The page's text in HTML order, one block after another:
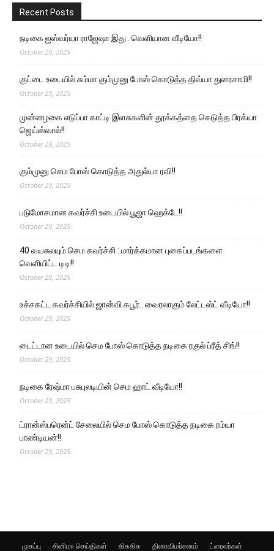
Recent Posts
நடிகை ஐஸ்வர்யா ராஜேஷா இது.. வெளியான வீடியோ!!
October 29, 2025
குட்டை உடையில் சும்மா கும்முனு போஸ் கொடுத்த திவ்யா துரைசாமி!!
October 29, 2025
முன்னழகை எடுப்பா காட்டி இளசுகளின் தூக்கத்தை கெடுத்த பிரக்யா
ஜெய்ஸ்வால்!!
October 29, 2025
கும்முனு செம போஸ் கொடுத்த அதுல்யா ரவி!!
October 29, 2025
படுமோசமான கவர்ச்சி உடையில் பூஜா ஹெக்டே!!
October 29, 2025
40 வயசுலயும் செம கவர்ச்சி : மார்க்கமான புகைப்படங்களை
வெளியிட்ட டிடி!!
October 29, 2025
உச்சகட்ட கவர்ச்சியில் ஜான்வி கபூர்.. வைரலாகும் லேட்டஸ்ட் வீடியோ!!
October 29, 2025
டைட்டான உடையில் செம போஸ் கொடுத்த நடிகை ரகுல் ப்ரீத் சிங்!!
October 29, 2025
நடிகை ரேஷ்மா பசுபுலடியின் செம ஹாட் வீடியோ!!
October 29, 2025
ட்ரான்ஸ்பரென்ட் சேலையில் செம போஸ் கொடுத்த நடிகை ரம்யா
பாண்டியன்!!
October 29, 2025
முகப்பு சினிமா செய்திகள் கிசுகிசு திரைவிமர்சனம் ட்ரைலர்கள்